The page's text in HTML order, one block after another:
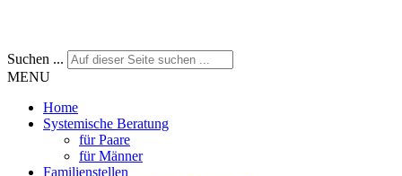
Suchen ...
MENU
Home
Systemische Beratung
für Paare
für Männer
Familienstellen